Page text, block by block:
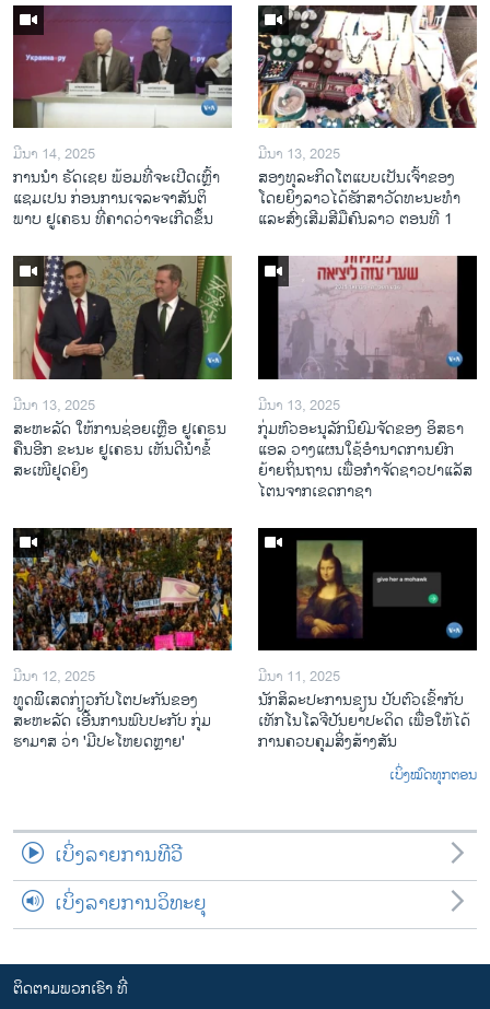
ມີນາ 14, 2025
ການ​ນຳ ຣັດ​ເຊຍ ພ້ອມ​ທີ່​ຈະ​ເປີ​ດ​ເຫຼົ້າ​
ແຊມ​ເປນ ກ່ອນການ​ເຈ​ລະ​ຈາ​ສັນ​ຕິ​
ພາບ ຢູ​ເຄ​ຣນ ທີ່​ຄາດ​ວ່າ​ຈະ​ເກີດ​ຂຶ້ນ
ມີນາ 13, 2025
ສອງທຸລະກິດໂຕແບບເປັນເຈົ້າຂອງ
ໂດຍຍິງລາວໄດ້ຮັກສາວັດທະນະທຳ
ແລະສົ່ງເສີມສີມືຄົນລາວ ຕອນທີ 1
ມີນາ 13, 2025
ສະຫະລັດ ໃຫ້ການຊ່ອຍເຫຼືອ ຢູເຄຣນ
ຄືນອີກ ຂະນະ ຢູເຄຣນ ເຫັນດີນຳຂໍ້
ສະເໜີຢຸດຍິງ
ມີນາ 13, 2025
ກຸ່ມຫົວອະນຸລັກນິຍົມຈັດຂອງ ອິສຣາ
ແອລ ວາງແຜນໃຊ້ອຳນາດການຍົກ
ຍ້າຍຖິ່ນຖານ ເພື່ອກຳຈັດຊາວປາແລັສ
ໄຕນຈາກເຂດກາຊາ
ມີນາ 12, 2025
ທູດພິິເສດກ່ຽວກັບໂຕປະກັນຂອງ
ສະຫະລັດ ເອີ້ນການພົບປະກັບ ກຸ່ມ
ຮາມາສ ວ່າ 'ມີປະໂຫຍດຫຼາຍ'
ມີນາ 11, 2025
ນັກ​ສິ​ລະ​ປະ​ການ​ຂຽນ ປັບ​ຕົວ​ເຂົ້າ​ກັບ​
ເທັກ​ໂນ​ໂລ​ຈີ​ປັນ​ຍາ​ປະ​ດິດ ເພື່ອ​ໃຫ້​ໄດ້​
ກ​ານ​ຄວບ​ຄຸມ​ສິ່ງ​ສ້າງ​ສັນ
ເບິ່ງໝົດທຸກຕອນ
ເບິ່ງລາຍການທີວີ
ເບິ່ງລາຍການວິທະຍຸ
ຕິດຕາມພວກເຮົາ ທີ່